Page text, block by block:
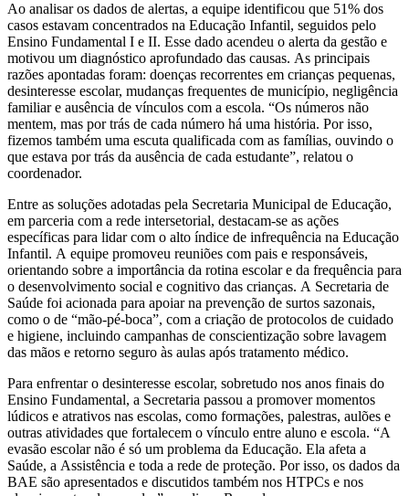
Ao analisar os dados de alertas, a equipe identificou que 51% dos
casos estavam concentrados na Educação Infantil, seguidos pelo
Ensino Fundamental I e II. Esse dado acendeu o alerta da gestão e
motivou um diagnóstico aprofundado das causas. As principais
razões apontadas foram: doenças recorrentes em crianças pequenas,
desinteresse escolar, mudanças frequentes de município, negligência
familiar e ausência de vínculos com a escola. “Os números não
mentem, mas por trás de cada número há uma história. Por isso,
fizemos também uma escuta qualificada com as famílias, ouvindo o
que estava por trás da ausência de cada estudante”, relatou o
coordenador.
Entre as soluções adotadas pela Secretaria Municipal de Educação,
em parceria com a rede intersetorial, destacam-se as ações
específicas para lidar com o alto índice de infrequência na Educação
Infantil. A equipe promoveu reuniões com pais e responsáveis,
orientando sobre a importância da rotina escolar e da frequência para
o desenvolvimento social e cognitivo das crianças. A Secretaria de
Saúde foi acionada para apoiar na prevenção de surtos sazonais,
como o de “mão-pé-boca”, com a criação de protocolos de cuidado
e higiene, incluindo campanhas de conscientização sobre lavagem
das mãos e retorno seguro às aulas após tratamento médico.
Para enfrentar o desinteresse escolar, sobretudo nos anos finais do
Ensino Fundamental, a Secretaria passou a promover momentos
lúdicos e atrativos nas escolas, como formações, palestras, aulões e
outras atividades que fortalecem o vínculo entre aluno e escola. “A
evasão escolar não é só um problema da Educação. Ela afeta a
Saúde, a Assistência e toda a rede de proteção. Por isso, os dados da
BAE são apresentados e discutidos também nos HTPCs e nos